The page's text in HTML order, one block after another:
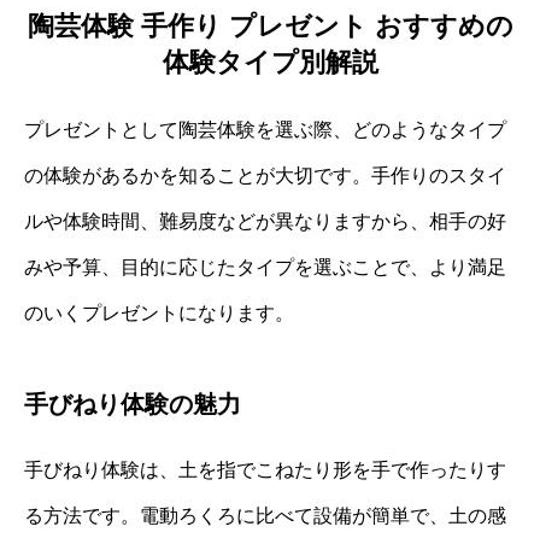
陶芸体験 手作り プレゼント おすすめの
体験タイプ別解説
プレゼントとして陶芸体験を選ぶ際、どのようなタイプ
の体験があるかを知ることが大切です。手作りのスタイ
ルや体験時間、難易度などが異なりますから、相手の好
みや予算、目的に応じたタイプを選ぶことで、より満足
のいくプレゼントになります。
手びねり体験の魅力
手びねり体験は、土を指でこねたり形を手で作ったりす
る方法です。電動ろくろに比べて設備が簡単で、土の感